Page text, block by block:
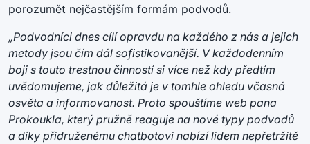
porozumět nejčastějším formám podvodů.
„Podvodníci dnes cílí opravdu na každého z nás a jejich
metody jsou čím dál sofistikovanější. V každodenním
boji s touto trestnou činností si více než kdy předtím
uvědomujeme, jak důležitá je v tomhle ohledu včasná
osvěta a informovanost. Proto spouštíme web pana
Prokoukla, který pružně reaguje na nové typy podvodů
a díky přidruženému chatbotovi nabízí lidem nepřetržitě